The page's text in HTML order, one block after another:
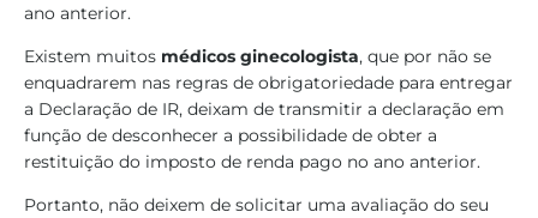
ano anterior.
Existem muitos médicos ginecologista, que por não se
enquadrarem nas regras de obrigatoriedade para entregar
a Declaração de IR, deixam de transmitir a declaração em
função de desconhecer a possibilidade de obter a
restituição do imposto de renda pago no ano anterior.
Portanto, não deixem de solicitar uma avaliação do seu